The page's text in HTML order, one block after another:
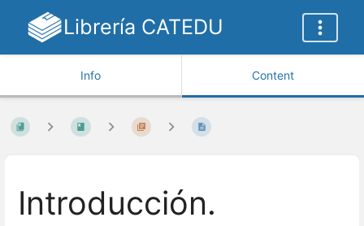
Librería CATEDU
Info Content
Introducción.